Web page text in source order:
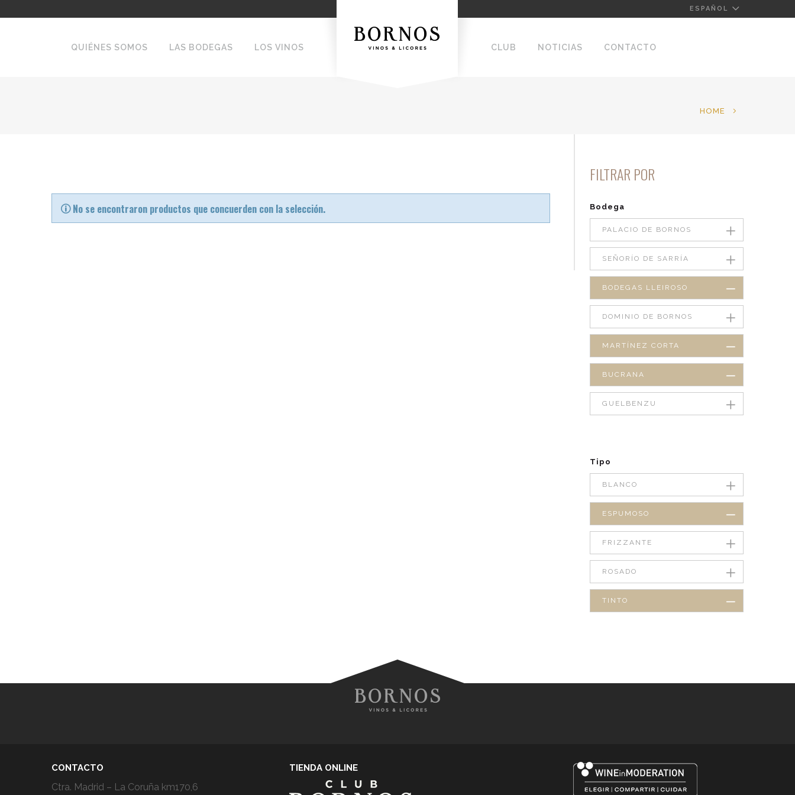
ESPAÑOL
QUIÉNES SOMOS LAS BODEGAS LOS VINOS CLUB NOTICIAS CONTACTO
HOME
No se encontraron productos que concuerden con la selección.
FILTRAR POR
Bodega
PALACIO DE BORNOS
SEÑORÍO DE SARRÍA
BODEGAS LLEIROSO
DOMINIO DE BORNOS
MARTÍNEZ CORTA
BUCRANA
GUELBENZU
Tipo
BLANCO
ESPUMOSO
FRIZZANTE
ROSADO
TINTO
CONTACTO
Ctra. Madrid – La Coruña km170,6
TIENDA ONLINE